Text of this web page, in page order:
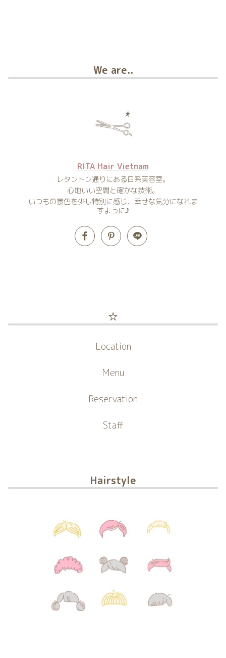
We are..
RITA Hair Vietnam
レタントン通りにある日系美容室。
心地いい空間と確かな技術。
いつもの景色を少し特別に感じ、幸せな気分になれま
すように♪
☆
Location
Menu
Reservation
Staff
Hairstyle